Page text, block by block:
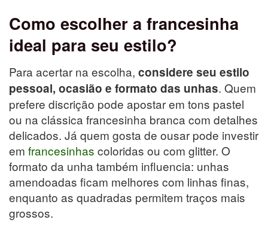
Como escolher a francesinha
ideal para seu estilo?
Para acertar na escolha, considere seu estilo
pessoal, ocasião e formato das unhas. Quem
prefere discrição pode apostar em tons pastel
ou na clássica francesinha branca com detalhes
delicados. Já quem gosta de ousar pode investir
em francesinhas coloridas ou com glitter. O
formato da unha também influencia: unhas
amendoadas ficam melhores com linhas finas,
enquanto as quadradas permitem traços mais
grossos.